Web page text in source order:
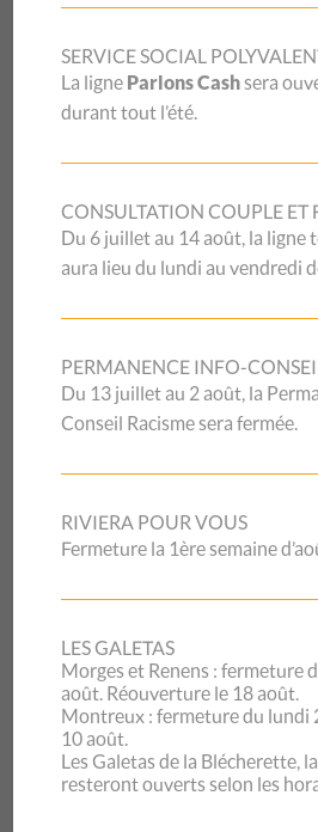
Alfonso Concha, chargé de projet et
Conseil Migration à La Fraternité : «
travail de promotion des
des usagères et des usagers ».
tissu associatif local, ce travail de
mettre à mal certains préjugés : «
une précarité massive à certains
d’expatrié·e·s dans ces régions,
complexification des parcours
avec la juridiciarisation du système.
obligations qui en découlent et un
des suivis individuels et ce que l’on
situations se complexifient, mais ce
PICM, c’est un constat général. Je
père de famille, qui avait un permis
l’EVAM et qui a trouvé un travail lui
SERVICE SOCIAL
La ligne Parlons Cashsera
durant tout l’été.
CONSULTATION COUPLE ET
Du 6 juillet au 14 août, la ligne
aura lieu du lundi au vendredi
PERMANENCE INFO-
Du 13 juillet au 2 août, la
Conseil Racisme sera fermée.
RIVIERA POUR VOUS
Fermeture la 1ère semaine
LES GALETAS
Morges et Renens : fermeture
août. Réouverture le 18 août.
Montreux : fermeture du lundi
10 août.
Les Galetas de la Blécherette,
resteront ouverts selon les